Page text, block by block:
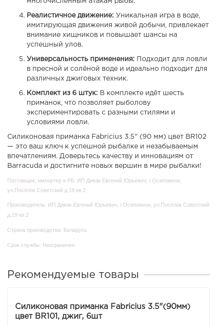
Реалистичное движение: Уникальная игра в воде,
имитирующая движения живой добычи, привлекает
внимание хищников и повышает шансы на
успешный улов.
Универсальность применения: Подходит для ловли
в пресной и солёной воде и идеально подходит для
различных джиговых техник.
Комплект из 6 штук: В комплекте идёт шесть
приманок, что позволяет рыболову
экспериментировать с разными стилями и
условиями ловли.
Силиконовая приманка Fabricius 3.5" (90 мм) цвет BR102
— это ваш ключ к успешной рыбалке и незабываемым
впечатлениям. Доверьтесь качеству и инновациям от
Barracuda и достигните новых вершин в мире рыбалки!
Поставщик, импортер в РБ: ИП Дивак Евгений Юрьевич, г.Осиповичи,
ул.Посёлок Советский д.19 кв.2
Производитель: ИП Дивак Евгений Юрьевич, г.Осиповичи, ул.Посёлок Советский
д.19 кв.2
Страна производства: Беларусь
Срок службы: Неограничен
Рекомендуемые товары
Силиконовая приманка Fabricius 3.5"(90мм)
цвет BR101, джиг, 6шт